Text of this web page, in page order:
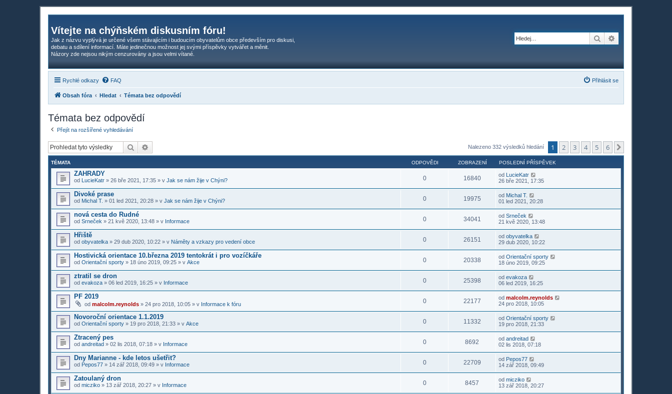
Vítejte na chýňském diskusním fóru!
Jak z názvu vyplývá je určené všem stávajícím i budoucím obyvatelům obce především pro diskusi,
debatu a sdílení informací. Máte jedinečnou možnost jej svými příspěvky vytvářet a měnit.
Názory zde nejsou nikým cenzurovány a jsou velmi vítané.
Hledat
Rychlé odkazy FAQ Přihlásit se
Obsah fóra Hledat Témata bez odpovědí
Témata bez odpovědí
Přejít na rozšířené vyhledávání
Hledat Nalezeno 332 výsledků hledání 1 2 3 4 5 6
TÉMATA ODPOVĚDI ZOBRAZENÍ POSLEDNÍ PŘÍSPĚVEK
ZAHRADY
od LucieKatr » 26 bře 2021, 17:35 » v Jak se nám žije v Chýni? 0 16840 od LucieKatr
26 bře 2021, 17:35
Divoké prase
od Michal T. » 01 led 2021, 20:28 » v Jak se nám žije v Chýni? 0 19975 od Michal T.
01 led 2021, 20:28
nová cesta do Rudné
od Srneček » 21 kvě 2020, 13:48 » v Informace 0 34041 od Srneček
21 kvě 2020, 13:48
Hřiště
od obyvatelka » 29 dub 2020, 10:22 » v Náměty a vzkazy pro vedení obce 0 26151 od obyvatelka
29 dub 2020, 10:22
Hostivická orientace 10.března 2019 tentokrát i pro vozíčkáře
od Orientační sporty » 18 úno 2019, 09:25 » v Akce 0 20338 od Orientační sporty
18 úno 2019, 09:25
ztratil se dron
od evakoza » 06 led 2019, 16:25 » v Informace 0 25398 od evakoza
06 led 2019, 16:25
PF 2019
od malcolm.reynolds » 24 pro 2018, 10:05 » v Informace k fóru 0 22177 od malcolm.reynolds
24 pro 2018, 10:05
Novoroční orientace 1.1.2019
od Orientační sporty » 19 pro 2018, 21:33 » v Akce 0 11332 od Orientační sporty
19 pro 2018, 21:33
Ztracený pes
od andreitad » 02 lis 2018, 07:18 » v Informace 0 8692 od andreitad
02 lis 2018, 07:18
Dny Marianne - kde letos ušetřit?
od Pepos77 » 14 zář 2018, 09:49 » v Informace 0 22709 od Pepos77
14 zář 2018, 09:49
Zatoulaný dron
od micziko » 13 zář 2018, 20:27 » v Informace 0 8457 od micziko
13 zář 2018, 20:27